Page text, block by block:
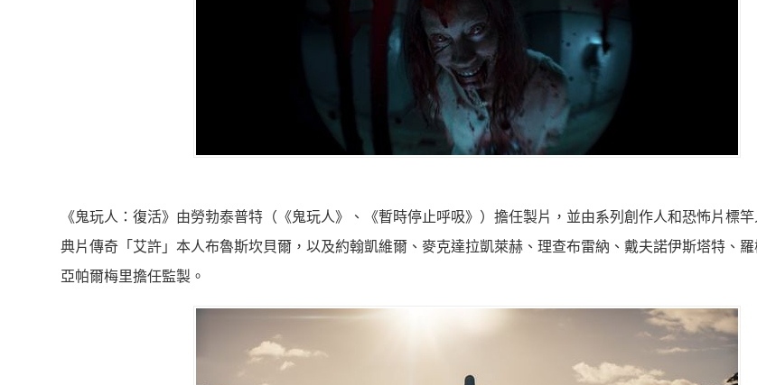
《鬼玩人：復活》由勞勃泰普特（《鬼玩人》、《暫時停止呼吸》） 擔任製片，並由系列創作人和恐怖片標竿
典片傳奇「艾許」本人布魯斯坎貝爾，以及約翰凱維爾、 麥克達拉凱萊赫、理查布雷納、戴夫諾伊斯塔特、
亞帕爾梅里擔任監製。